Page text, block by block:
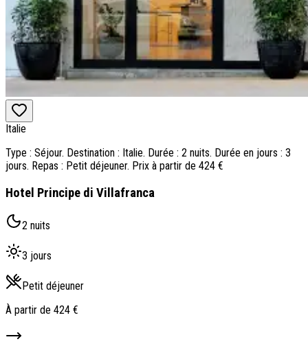
Italie
Type : Séjour. Destination : Italie. Durée : 2 nuits. Durée en jours : 3
jours. Repas : Petit déjeuner. Prix à partir de 424 €
Hotel Principe di Villafranca
2 nuits
3 jours
Petit déjeuner
À partir de 424 €